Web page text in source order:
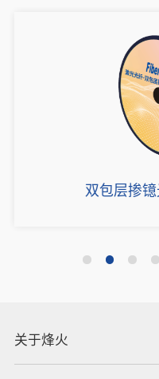
双包层掺镱
关于烽火